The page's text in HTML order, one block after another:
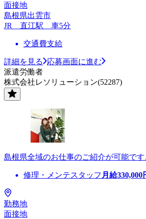
面接地
島根県出雲市
JR 直江駅 車5分
交通費支給
詳細を見る
応募画面に進む
派遣労働者
株式会社レソリューション(52287)
島根県全域のお仕事のご紹介が可能です
修理・メンテスタッフ 月給330,000
勤務地
面接地